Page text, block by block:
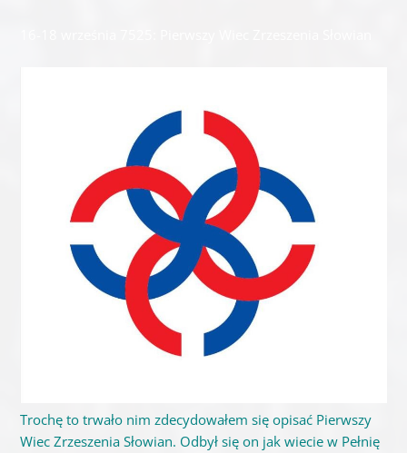
Trochę to trwało nim zdecydowałem się opisać Pierwszy
Wiec Zrzeszenia Słowian. Odbył się on jak wiecie w Pełnię